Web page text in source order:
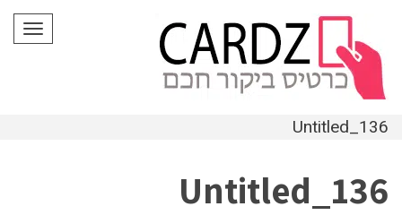
תפריט
Untitled_136
Untitled_136